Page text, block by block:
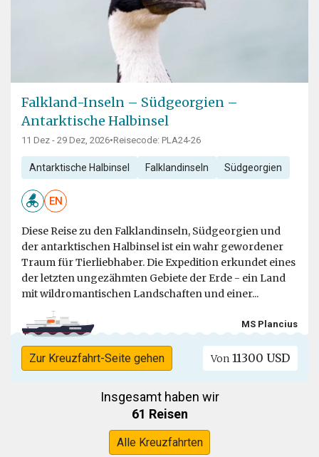
Falkland-Inseln – Südgeorgien –
Antarktische Halbinsel
11 Dez - 29 Dez, 2026•Reisecode: PLA24-26
Antarktische Halbinsel Falklandinseln Südgeorgien
EN
Diese Reise zu den Falklandinseln, Südgeorgien und
der antarktischen Halbinsel ist ein wahr gewordener
Traum für Tierliebhaber. Die Expedition erkundet eines
der letzten ungezähmten Gebiete der Erde - ein Land
mit wildromantischen Landschaften und einer...
MS Plancius
Zur Kreuzfahrt-Seite gehen Von 11300 USD
Insgesamt haben wir
61 Reisen
Alle Kreuzfahrten